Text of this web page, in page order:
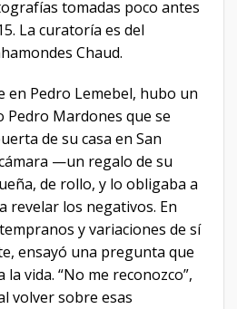
tomadas poco antes
La curatoría es del
Chaud.
en Pedro Lemebel, hubo un
Pedro Mardones que se
de su casa en San
—un regalo de su
de rollo, y lo obligaba a
revelar los negativos. En
y variaciones de sí
ensayó una pregunta que
vida. “No me reconozco”,
volver sobre esas